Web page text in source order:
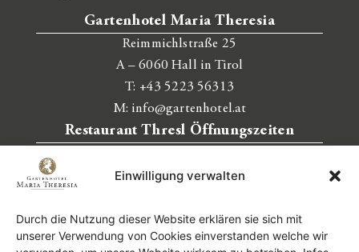
Einwilligung verwalten
Durch die Nutzung dieser Website erklären sie sich mit
unserer Verwendung von Cookies einverstanden welche wir
Gartenhotel Maria Theresia
Reimmichlstraße 25
A – 6060 Hall in Tirol
T: +43 5223 56313
M: info@gartenhotel.at
Restaurant Thresl Öffnungszeiten
Mittwoch bis Sonntag
Nachmittagskarte: 14:00 – 17:00 Uhr